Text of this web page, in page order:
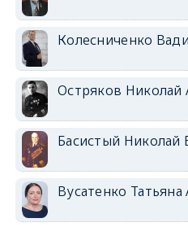
Колесниченко
Остряков Николай
Басистый Николай
Вусатенко Татьяна